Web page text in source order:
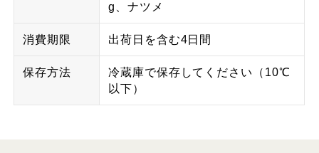
g、ナツメ
消費期限 出荷日を含む4日間
保存方法
冷蔵庫で保存してください（10℃
以下）